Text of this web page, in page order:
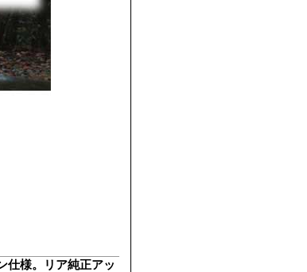
様。リア純正アッ